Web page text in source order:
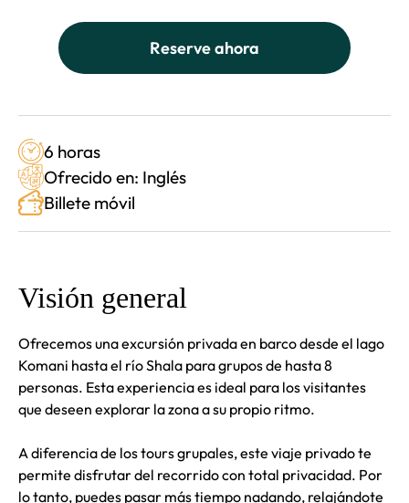
Reserve ahora
6 horas
Ofrecido en: Inglés
Billete móvil
Visión general
Ofrecemos una excursión privada en barco desde el lago
Komani hasta el río Shala para grupos de hasta 8
personas. Esta experiencia es ideal para los visitantes
que deseen explorar la zona a su propio ritmo.
A diferencia de los tours grupales, este viaje privado te
permite disfrutar del recorrido con total privacidad. Por
lo tanto, puedes pasar más tiempo nadando, relajándote